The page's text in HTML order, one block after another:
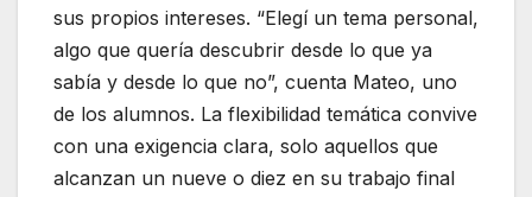
sus propios intereses. “Elegí un tema personal,
algo que quería descubrir desde lo que ya
sabía y desde lo que no”, cuenta Mateo, uno
de los alumnos. La flexibilidad temática convive
con una exigencia clara, solo aquellos que
alcanzan un nueve o diez en su trabajo final